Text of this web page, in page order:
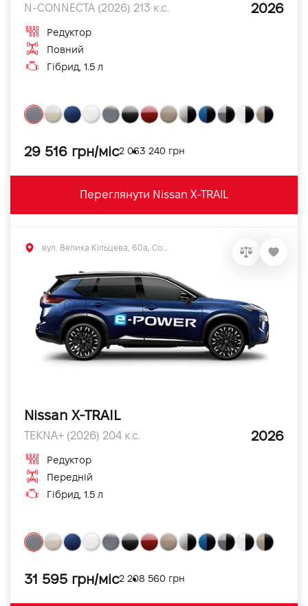
N-CONNECTA (2026) 213 к.с. 2026
Редуктор
Повний
Гібрид, 1.5 л
29 516 грн/міс2 063 240 грн
Переглянути Nissan X-TRAIL
Nissan X-TRAIL
TEKNA+ (2026) 204 к.с. 2026
Редуктор
Передній
Гібрид, 1.5 л
31 595 грн/міс2 208 560 грн